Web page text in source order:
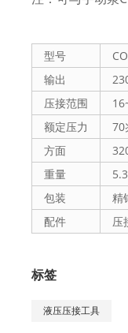
型号
输出
压接范围
额定压力
70
方面
重量
包装
精
配件
压
标签
液压压接工具